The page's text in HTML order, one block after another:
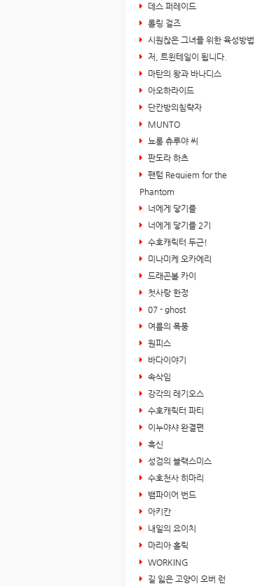
데스 퍼레이드
롤링 걸즈
시원찮은 그녀를 위한 육성방법
저, 트윈테일이 됩니다.
마탄의 왕과 바나디스
아오하라이드
단칸방의침략자
MUNTO
뇨롱 츄루야 씨
판도라 하츠
팬텀 Requiem for the
Phantom
너에게 닿기를
너에게 닿기를 2기
수호캐릭터 두근!
미나미케 오카에리
드래곤볼 카이
첫사랑 한정
07 - ghost
여름의 폭풍
원피스
바다이야기
속삭임
강각의 레기오스
수호캐릭터 파티
이누야샤 완결편
흑신
성검의 블랙스미스
수호천사 히마리
뱀파이어 번드
아키칸
내일의 요이치
마리아 홀릭
WORKING
길 잃은 고양이 오버 런